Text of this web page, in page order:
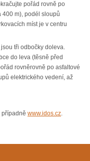
pořád rovně po
400 m), podél sloupů
míst je v centru
tři odbočky doleva.
do leva (těsně před
rovněrovně po asfaltové
elektrického vedení, až
případně www.idos.cz.